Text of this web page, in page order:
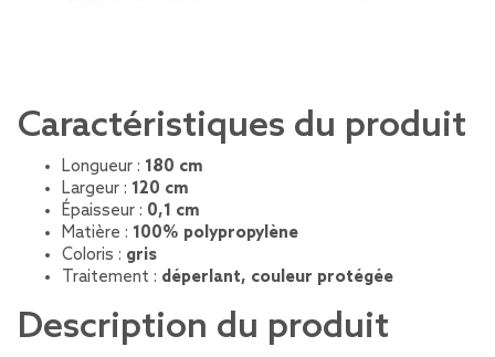
Caractéristiques du produit
Longueur : 180 cm
Largeur : 120 cm
Épaisseur : 0,1 cm
Matière : 100% polypropylène
Coloris : gris
Traitement : déperlant, couleur protégée
Description du produit